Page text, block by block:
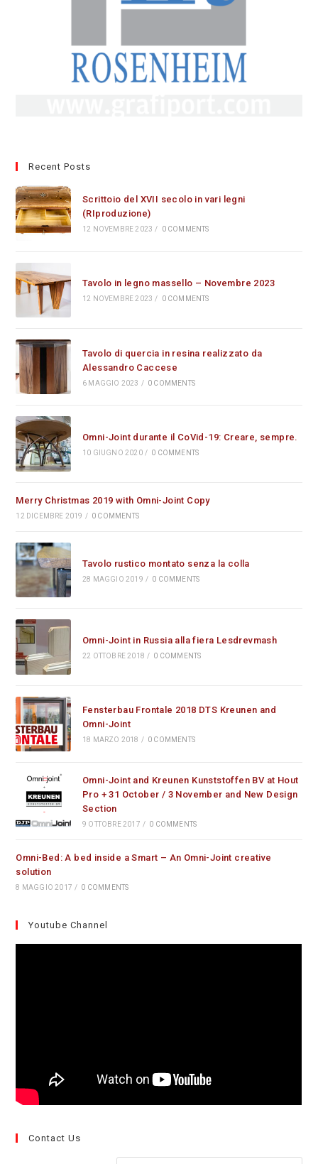
Recent Posts
Scrittoio del XVII secolo in vari legni
(RIproduzione)
12 NOVEMBRE 2023 / 0 COMMENTS
Tavolo in legno massello – Novembre 2023
12 NOVEMBRE 2023 / 0 COMMENTS
Tavolo di quercia in resina realizzato da
Alessandro Caccese
6 MAGGIO 2023 / 0 COMMENTS
Omni-Joint durante il CoVid-19: Creare, sempre.
10 GIUGNO 2020 / 0 COMMENTS
Merry Christmas 2019 with Omni-Joint Copy
12 DICEMBRE 2019 / 0 COMMENTS
Tavolo rustico montato senza la colla
28 MAGGIO 2019 / 0 COMMENTS
Omni-Joint in Russia alla fiera Lesdrevmash
22 OTTOBRE 2018 / 0 COMMENTS
Fensterbau Frontale 2018 DTS Kreunen and
Omni-Joint
18 MARZO 2018 / 0 COMMENTS
Omni-Joint and Kreunen Kunststoffen BV at Hout
Pro + 31 October / 3 November and New Design
Section
9 OTTOBRE 2017 / 0 COMMENTS
Omni-Bed: A bed inside a Smart – An Omni-Joint creative
solution
8 MAGGIO 2017 / 0 COMMENTS
Youtube Channel
Contact Us